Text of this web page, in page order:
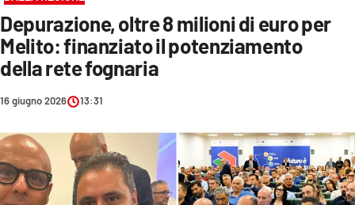
CRONACA
POLITICA
SANITÀ
AMBIENTE
SOCIETÀ
CULTURA
Depurazione, oltre 8 milioni di euro per
Melito: finanziato il potenziamento
della rete fognaria
16 giugno 2026 13:31